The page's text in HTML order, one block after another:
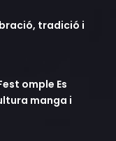
tradició i
omple Es
manga i